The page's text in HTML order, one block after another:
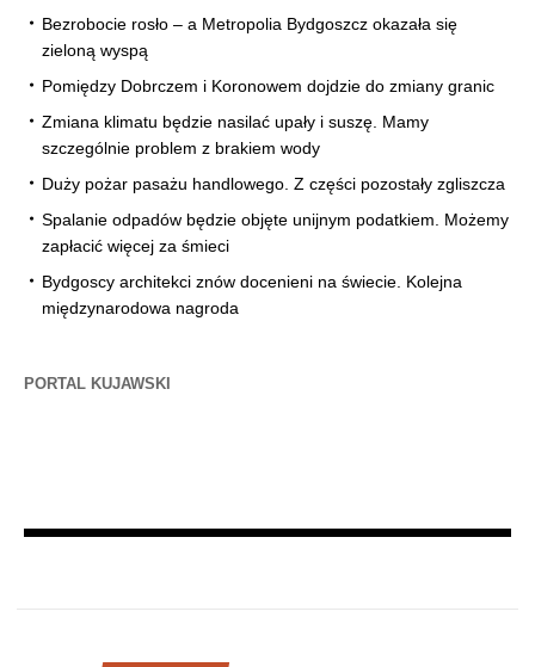
Bezrobocie rosło – a Metropolia Bydgoszcz okazała się
zieloną wyspą
Pomiędzy Dobrczem i Koronowem dojdzie do zmiany granic
Zmiana klimatu będzie nasilać upały i suszę. Mamy
szczególnie problem z brakiem wody
Duży pożar pasażu handlowego. Z części pozostały zgliszcza
Spalanie odpadów będzie objęte unijnym podatkiem. Możemy
zapłacić więcej za śmieci
Bydgoscy architekci znów docenieni na świecie. Kolejna
międzynarodowa nagroda
PORTAL KUJAWSKI